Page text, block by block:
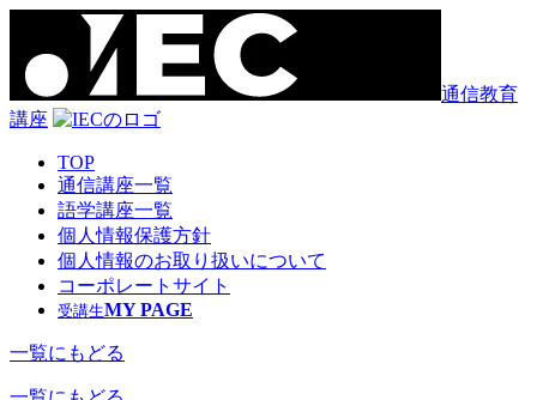
通信教育
講座
TOP
通信講座一覧
語学講座一覧
個人情報保護方針
個人情報のお取り扱いについて
コーポレートサイト
受講生MY PAGE
一覧にもどる